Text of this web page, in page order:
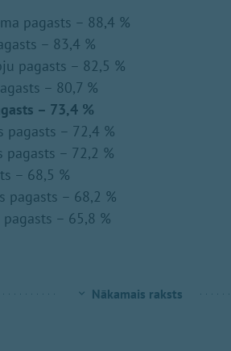
pagasts – 88,4 %
– 83,4 %
pagasts – 82,5 %
– 80,7 %
– 73,4 %
pagasts – 72,4 %
pagasts – 72,2 %
– 68,5 %
pagasts – 68,2 %
– 65,8 %
Nākamais raksts